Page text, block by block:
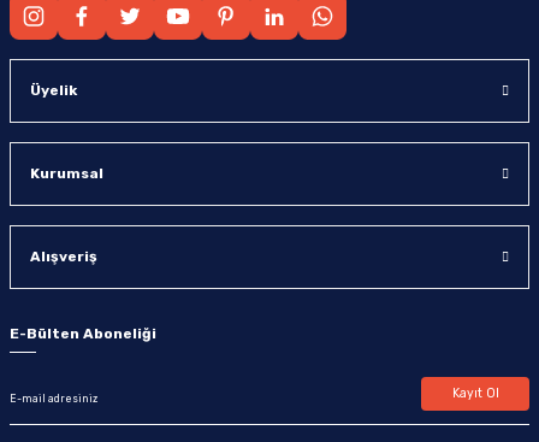
Üyelik
Kurumsal
Alışveriş
E-Bülten Aboneliği
Kayıt Ol